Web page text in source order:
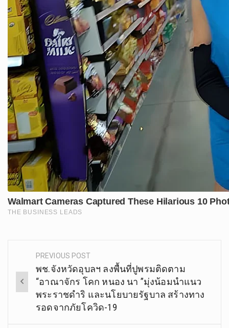
Post
navigation
PREVIOUS POST
พช.จังหวัดอุบลฯ ลงพื้นที่ปูพรมติดตาม
“อาณาจักร โคก หนอง นา ”มุ่งน้อมนำแนว
พระราชดำริ และนโยบายรัฐบาล สร้างทาง
รอดจากภัยโควิด-19